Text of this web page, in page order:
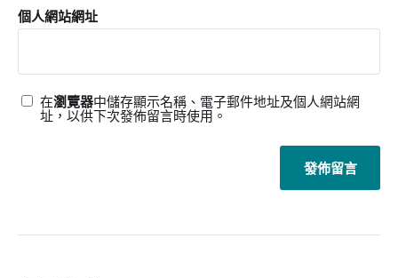
個人網站網址
在瀏覽器中儲存顯示名稱、電子郵件地址及個人網站網
址，以供下次發佈留言時使用。